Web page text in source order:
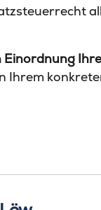
Einordnung
Ihrem